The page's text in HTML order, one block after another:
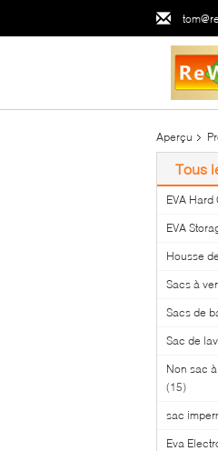
Aperçu
Tous
EVA Hard
EVA
Housse
Sacs à
Sacs de
Sac de
Non sac
(15)
sac
Eva